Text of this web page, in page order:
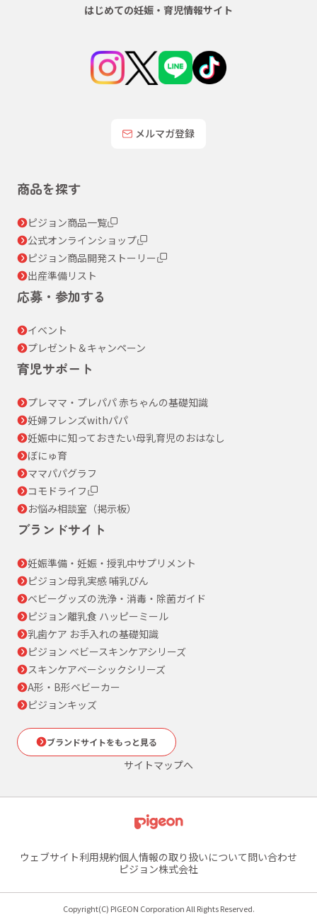
はじめての妊娠・育児情報サイト
メルマガ登録
商品を探す
ピジョン商品一覧
公式オンラインショップ
ピジョン商品開発ストーリー
出産準備リスト
応募・参加する
イベント
プレゼント＆キャンペーン
育児サポート
プレママ・プレパパ 赤ちゃんの基礎知識
妊婦フレンズwithパパ
妊娠中に知っておきたい母乳育児のおはなし
ぼにゅ育
ママパパグラフ
コモドライフ
お悩み相談室（掲示板）
ブランドサイト
妊娠準備・妊娠・授乳中サプリメント
ピジョン母乳実感 哺乳びん
ベビーグッズの洗浄・消毒・除菌ガイド
ピジョン離乳食 ハッピーミール
乳歯ケア お手入れの基礎知識
ピジョン ベビースキンケアシリーズ
スキンケアベーシックシリーズ
A形・B形ベビーカー
ピジョンキッズ
ブランドサイトをもっと見る
サイトマップへ
ウェブサイト利用規約個人情報の取り扱いについて問い合わせ
ピジョン株式会社
Copyright(C) PIGEON Corporation All Rights Reserved.